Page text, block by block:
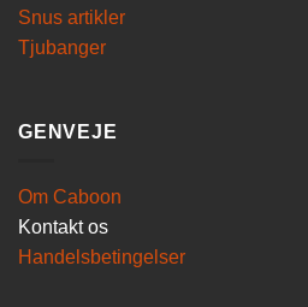
Snus artikler
Tjubanger
GENVEJE
Om Caboon
Kontakt os
Handelsbetingelser